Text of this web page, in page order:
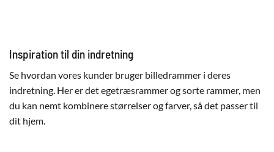
Inspiration til din indretning
Se hvordan vores kunder bruger billedrammer i deres
indretning. Her er det egetræsrammer og sorte rammer, men
du kan nemt kombinere størrelser og farver, så det passer til
dit hjem.